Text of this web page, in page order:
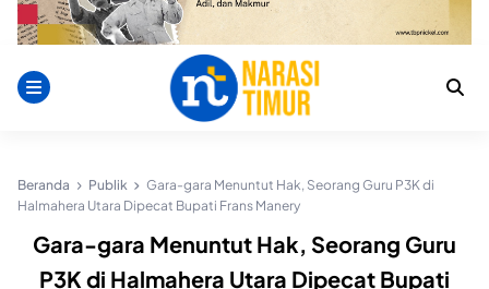
Beranda Publik
Gara-gara Menuntut Hak, Seorang Guru P3K di
Halmahera Utara Dipecat Bupati Frans Manery
Gara-gara Menuntut Hak, Seorang Guru
P3K di Halmahera Utara Dipecat Bupati